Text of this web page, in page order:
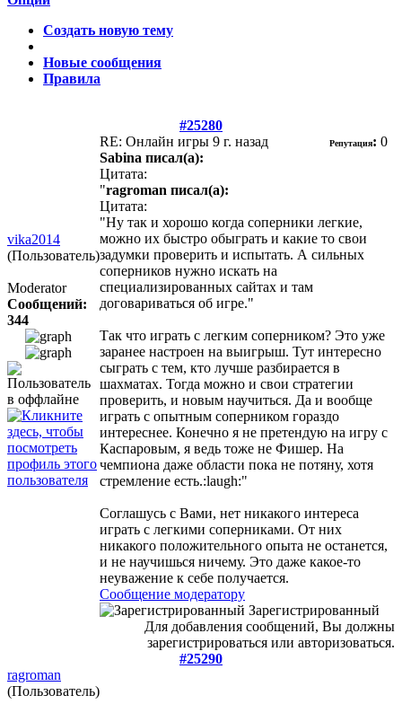
Создать новую тему
Новые сообщения
Правила
#25280
vika2014
(Пользователь)
Moderator
Сообщений:
344
RE: Онлайн игры 9 г. назад Репутация: 0
Sabina писал(а):
Цитата:
"ragroman писал(а):
Цитата:
"Ну так и хорошо когда соперники легкие,
можно их быстро обыграть и какие то свои
задумки проверить и испытать. А сильных
соперников нужно искать на
специализированных сайтах и там
договариваться об игре."
Так что играть с легким соперником? Это уже
заранее настроен на выигрыш. Тут интересно
сыграть с тем, кто лучше разбирается в
шахматах. Тогда можно и свои стратегии
проверить, и новым научиться. Да и вообще
играть с опытным соперником гораздо
интереснее. Конечно я не претендую на игру с
Каспаровым, я ведь тоже не Фишер. На
чемпиона даже области пока не потяну, хотя
стремление есть.:laugh:"
Соглашусь с Вами, нет никакого интереса
играть с легкими соперниками. От них
никакого положительного опыта не останется,
и не научишься ничему. Это даже какое-то
неуважение к себе получается.
Сообщение модератору
Зарегистрированный
Для добавления сообщений, Вы должны
зарегистрироваться или авторизоваться.
#25290
ragroman
(Пользователь)